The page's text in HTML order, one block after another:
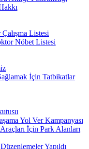
Listesi
Nöbet Listesi
İçin Tatbikatlar
Yol Ver Kampanyası
İçin Park Alanları
Yapıldı